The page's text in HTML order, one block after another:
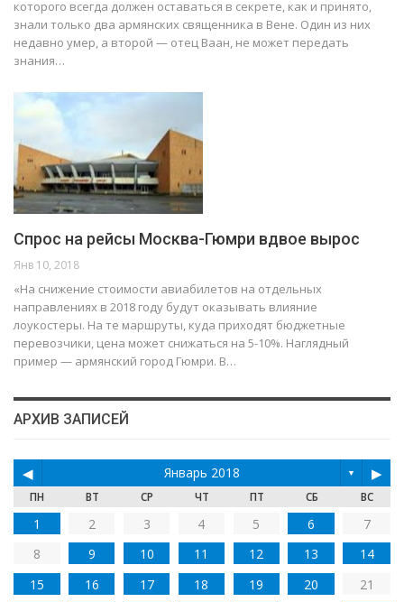
которого всегда должен оставаться в секрете, как и принято,
знали только два армянских священника в Вене. Один из них
недавно умер, а второй — отец Ваан, не может передать
знания…
Спрос на рейсы Москва-Гюмри вдвое вырос
Янв 10, 2018
«На снижение стоимости авиабилетов на отдельных
направлениях в 2018 году будут оказывать влияние
лоукостеры. На те маршруты, куда приходят бюджетные
перевозчики, цена может снижаться на 5-10%. Наглядный
пример — армянский город Гюмри. В…
АРХИВ ЗАПИСЕЙ
◀ Январь 2018 ▼ ▶
ПН ВТ СР ЧТ ПТ СБ ВС
1 2 3 4 5 6
7
8
9 10 11 12 13
14
15
16 17 18 19 20
21